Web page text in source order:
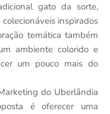
gato da sorte,
inspirados
temática também
ambiente colorido e
um pouco mais do
do Uberlândia
é oferecer uma